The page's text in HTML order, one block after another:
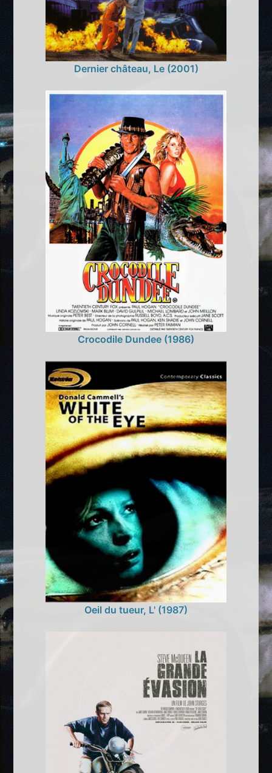
Dernier château, Le (2001)
Crocodile Dundee (1986)
Oeil du tueur, L' (1987)